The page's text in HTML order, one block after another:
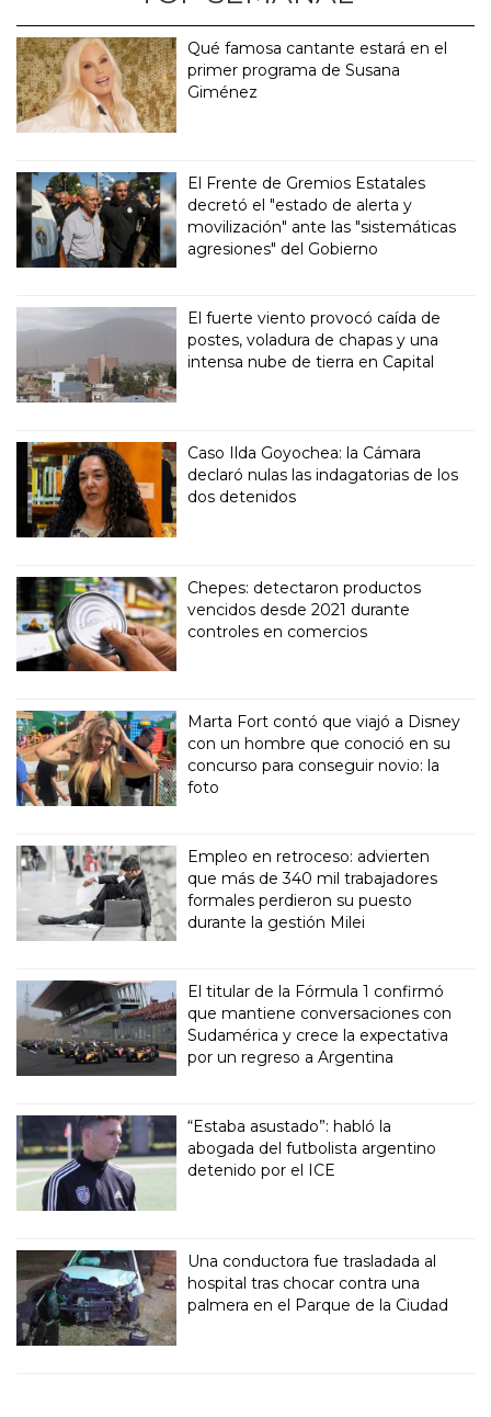
Qué famosa cantante estará en el
primer programa de Susana
Giménez
El Frente de Gremios Estatales
decretó el "estado de alerta y
movilización" ante las "sistemáticas
agresiones" del Gobierno
El fuerte viento provocó caída de
postes, voladura de chapas y una
intensa nube de tierra en Capital
Caso Ilda Goyochea: la Cámara
declaró nulas las indagatorias de los
dos detenidos
Chepes: detectaron productos
vencidos desde 2021 durante
controles en comercios
Marta Fort contó que viajó a Disney
con un hombre que conoció en su
concurso para conseguir novio: la
foto
Empleo en retroceso: advierten
que más de 340 mil trabajadores
formales perdieron su puesto
durante la gestión Milei
El titular de la Fórmula 1 confirmó
que mantiene conversaciones con
Sudamérica y crece la expectativa
por un regreso a Argentina
“Estaba asustado”: habló la
abogada del futbolista argentino
detenido por el ICE
Una conductora fue trasladada al
hospital tras chocar contra una
palmera en el Parque de la Ciudad